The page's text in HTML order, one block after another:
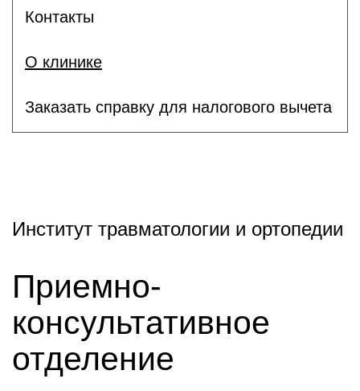
Контакты
О клинике
Заказать справку для налогового вычета
Институт травматологии и ортопедии
Приемно-
консультативное
отделение